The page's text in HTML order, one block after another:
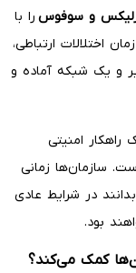
و سوفوس را با
اختلالات ارتباطی،
و یک شبکه آماده و
امنیتی
سازمان‌ها زمانی
در شرایط عادی
بود.
کمک می‌کند؟